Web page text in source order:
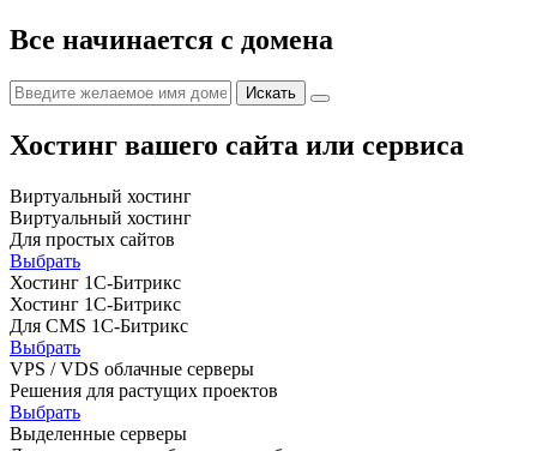
Все начинается с домена
Хостинг вашего сайта или сервиса
Виртуальный хостинг
Виртуальный хостинг
Для простых сайтов
Выбрать
Хостинг 1С-Битрикс
Хостинг 1С-Битрикс
Для CMS 1С-Битрикс
Выбрать
VPS / VDS облачные серверы
Решения для растущих проектов
Выбрать
Выделенные серверы